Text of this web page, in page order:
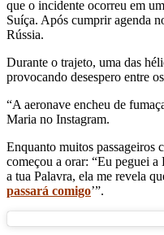
que o incidente ocorreu em
Suíça. Após cumprir agenda
Rússia.
Durante o trajeto, uma das
provocando desespero entre
“A aeronave encheu de
Maria no Instagram.
Enquanto muitos passageiros
começou a orar: “Eu peguei
a tua Palavra, ela me revela
passará comigo’”.